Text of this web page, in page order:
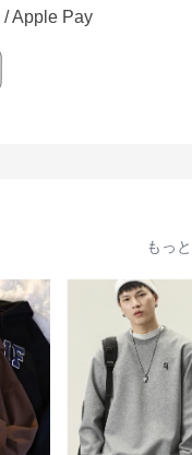
Apple Pay
もっ